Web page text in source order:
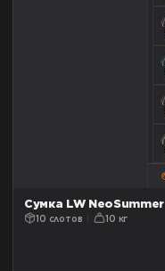
Сумка LW NeoSummer
10 слотов 10 кг